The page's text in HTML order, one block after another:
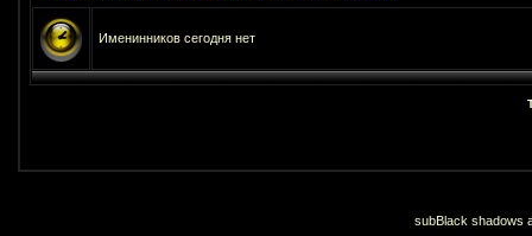
Именинников сегодня нет
subBlack shadows